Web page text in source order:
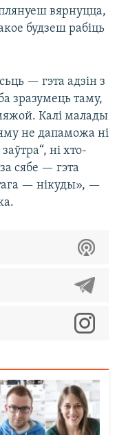
вярнуцца,
будзеш рабіць
— гэта адзін з
зразумець таму,
Калі малады
не дапаможа ні
ні хто-
сябе — гэта
— нікуды», —